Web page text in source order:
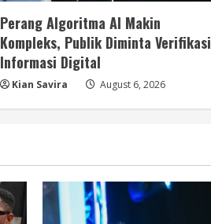
Perang Algoritma AI Makin
Kompleks, Publik Diminta Verifikasi
Informasi Digital
Kian Savira August 6, 2026